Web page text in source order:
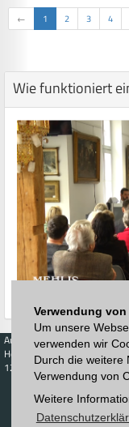
Verwendung
Um unsere
verwenden wir
Durch die weitere
Verwendung von
Weitere
← 1 2 3 4
Wie funktioniert
Auktionen
Höchstzuschläge
123. Auktion
Zeitplan
Katalog
Kaufen
Kalender